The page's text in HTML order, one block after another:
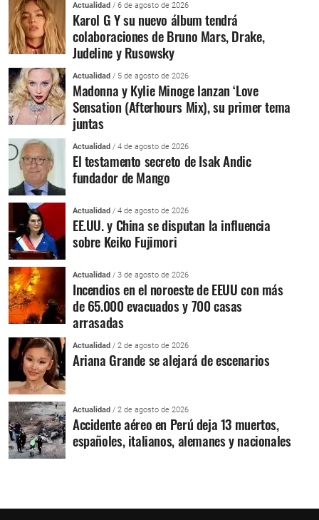
Actualidad / 6 de agosto de 2026
Karol G Y su nuevo álbum tendrá
colaboraciones de Bruno Mars, Drake,
Judeline y Rusowsky
Actualidad / 5 de agosto de 2026
Madonna y Kylie Minoge lanzan ‘Love
Sensation (Afterhours Mix), su primer tema
juntas
Actualidad / 4 de agosto de 2026
El testamento secreto de Isak Andic
fundador de Mango
Actualidad / 4 de agosto de 2026
EE.UU. y China se disputan la influencia
sobre Keiko Fujimori
Actualidad / 3 de agosto de 2026
Incendios en el noroeste de EEUU con más
de 65.000 evacuados y 700 casas
arrasadas
Actualidad / 2 de agosto de 2026
Ariana Grande se alejará de escenarios
Actualidad / 2 de agosto de 2026
Accidente aéreo en Perú deja 13 muertos,
españoles, italianos, alemanes y nacionales